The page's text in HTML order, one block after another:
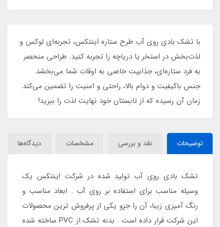
با تشک بادی روی آب طرح ستاره اینتکس، تجربه‌ای لوکس و
لذت‌بخش در استخر یا دریاچه را تجربه کنید. طراحی منحصر
به فرد ستاره‌ای، جذابیت خاصی به اوقات شما می‌بخشد.
جنس باکیفیت و دوام بالا، راحتی و امنیت را تضمین می‌کند.
زمان آن رسیده که از تابستان خود نهایت لذت را ببرید!
توضیحات نقد و بررسی مشخصات دیدگاه‌ها
تشک بادی روی آب تولید شده در شرکت اینتکس یک
وسیله مناسب برای استفاده بر روی آب . ابعاد مناسب و
رنگ آمیزی زیبا، آن را جزو یکی از پرفروش ترین محصولات
این شرکت قرار داده است . بدنه تشک از PVC ساخته شده